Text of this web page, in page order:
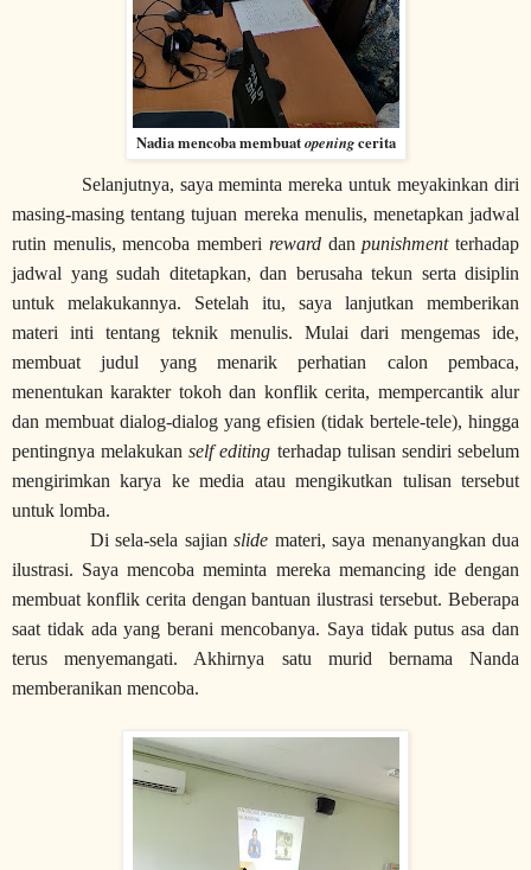
Nadia mencoba membuatopeningcerita
Selanjutnya, saya meminta mereka untuk meyakinkan diri
masing-masing tentang tujuan mereka menulis, menetapkan jadwal
rutin menulis, mencoba memberi rewarddanpunishmentterhadap
jadwal yang sudah ditetapkan, dan berusaha tekun serta disiplin
untuk melakukannya. Setelah itu, saya lanjutkan memberikan
materi inti tentang teknik menulis. Mulai dari mengemas ide,
membuat judul yang menarik perhatian calon pembaca,
menentukan karakter tokoh dan konflik cerita, mempercantik alur
dan membuat dialog-dialog yang efisien (tidak bertele-tele), hingga
pentingnya melakukanself editing terhadap tulisan sendiri sebelum
mengirimkan karya ke media atau mengikutkan tulisan tersebut
untuk lomba.
Di sela-sela sajianslide materi, saya menanyangkan dua
ilustrasi. Saya mencoba meminta mereka memancing ide dengan
membuat konflik cerita dengan bantuan ilustrasi tersebut. Beberapa
saat tidak ada yang berani mencobanya. Saya tidak putus asa dan
terus menyemangati. Akhirnya satu murid bernama Nanda
memberanikan mencoba.